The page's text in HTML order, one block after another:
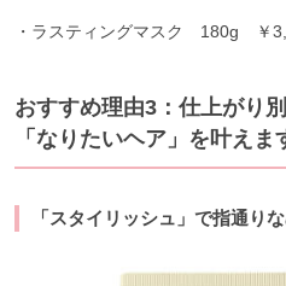
・ラスティングマスク 180g ￥
おすすめ理由3：仕上がり
「なりたいヘア」を叶えま
「スタイリッシュ」で指通り